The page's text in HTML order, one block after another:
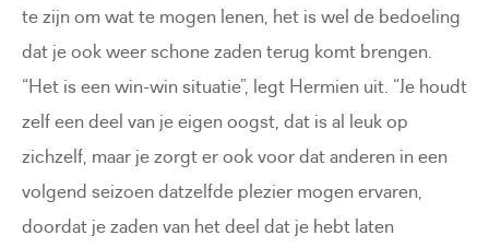
te zijn om wat te mogen lenen, het is wel de bedoeling
dat je ook weer schone zaden terug komt brengen.
“Het is een win-win situatie”, legt Hermien uit. “Je houdt
zelf een deel van je eigen oogst, dat is al leuk op
zichzelf, maar je zorgt er ook voor dat anderen in een
volgend seizoen datzelfde plezier mogen ervaren,
doordat je zaden van het deel dat je hebt laten